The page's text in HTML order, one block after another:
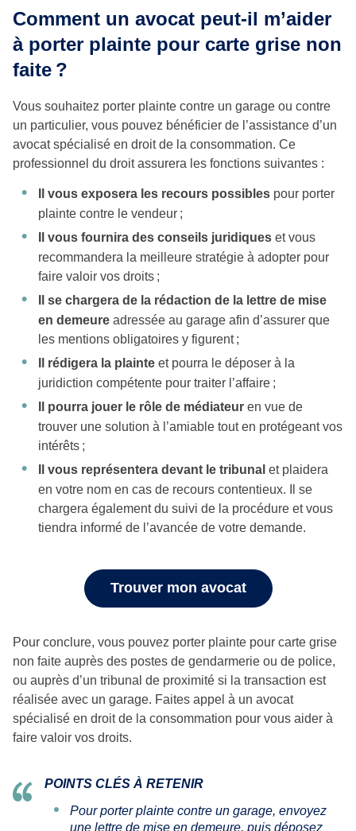
Comment un avocat peut-il m’aider
à porter plainte pour carte grise non
faite ?
Vous souhaitez porter plainte contre un garage ou contre
un particulier, vous pouvez bénéficier de l’assistance d’un
avocat spécialisé en droit de la consommation. Ce
professionnel du droit assurera les fonctions suivantes :
Il vous exposera les recours possibles pour porter
plainte contre le vendeur ;
Il vous fournira des conseils juridiques et vous
recommandera la meilleure stratégie à adopter pour
faire valoir vos droits ;
Il se chargera de la rédaction de la lettre de mise
en demeure adressée au garage afin d’assurer que
les mentions obligatoires y figurent ;
Il rédigera la plainte et pourra le déposer à la
juridiction compétente pour traiter l’affaire ;
Il pourra jouer le rôle de médiateur en vue de
trouver une solution à l’amiable tout en protégeant vos
intérêts ;
Il vous représentera devant le tribunal et plaidera
en votre nom en cas de recours contentieux. Il se
chargera également du suivi de la procédure et vous
tiendra informé de l’avancée de votre demande.
Trouver mon avocat
Pour conclure, vous pouvez porter plainte pour carte grise
non faite auprès des postes de gendarmerie ou de police,
ou auprès d’un tribunal de proximité si la transaction est
réalisée avec un garage. Faites appel à un avocat
spécialisé en droit de la consommation pour vous aider à
faire valoir vos droits.
POINTS CLÉS À RETENIR
Pour porter plainte contre un garage, envoyez
une lettre de mise en demeure, puis déposez